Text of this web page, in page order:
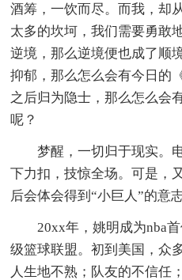
酒筹，一饮而尽。而我，却
太多的坎坷，我们需要勇敢
逆境，那么逆境便也成了顺
抑郁，那么怎么会有今日的
之后归为隐士，那么怎么会
呢？
梦醒，一切归于现实。
下力扣，技惊全场。可是，
后会体会得到“小巨人”的意
20xx年，姚明成为nba
级篮球联盟。初到美国，众
人生地不熟；队友的不信任